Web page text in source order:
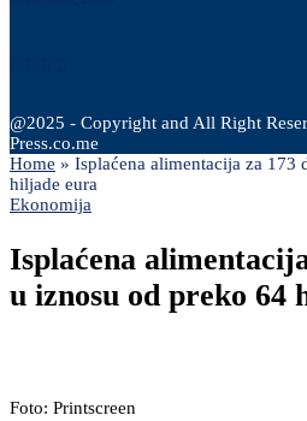
@2025 - Copyright and All Right
Press.co.me
Home » Isplaćena alimentacija za 173
hiljade eura
Ekonomija
Isplaćena
u iznosu od preko 64
Foto: Printscreen